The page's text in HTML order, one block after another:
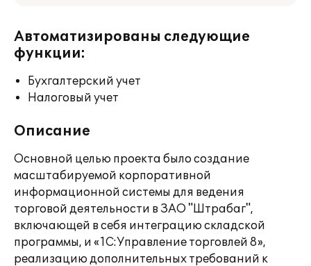
Автоматизированы следующие
функции:
Бухгалтерский учет
Налоговый учет
Описание
Основной целью проекта было создание
масштабируемой корпоративной
информационной системы для ведения
торговой деятельности в ЗАО "Штрабаг",
включающей в себя интеграцию складской
программы, и «1С:Управление торговлей 8»,
реализацию дополнительных требований к